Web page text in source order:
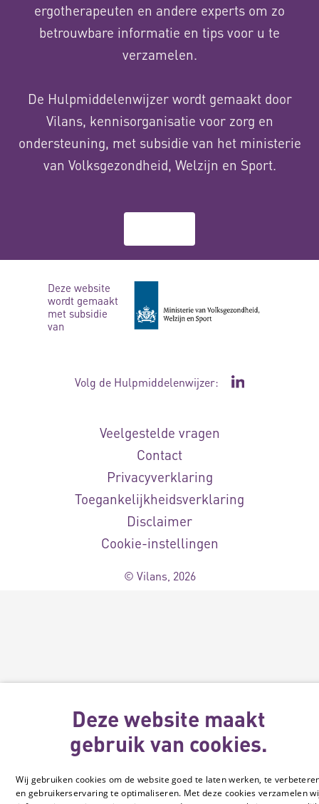
ergotherapeuten en andere experts om zo
betrouwbare informatie en tips voor u te
verzamelen.
De Hulpmiddelenwijzer wordt gemaakt door
Vilans, kennisorganisatie voor zorg en
ondersteuning, met subsidie van het ministerie
van Volksgezondheid, Welzijn en Sport.
Deze website
wordt gemaakt
met subsidie
van
Volg de Hulpmiddelenwijzer: Ga naar de
Veelgestelde vragen
Contact
Privacyverklaring
Toegankelijkheidsverklaring
Disclaimer
Cookie-instellingen
© Vilans, 2026
Deze website maakt
gebruik van cookies.
Wij gebruiken cookies om de website goed te laten werken, te
en gebruikerservaring te optimaliseren. Met deze cookies verzamelen